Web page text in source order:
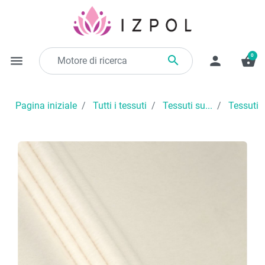
menu  person shopping_basket
0
Pagina iniziale Tutti i tessuti Tessuti su... Tessuti